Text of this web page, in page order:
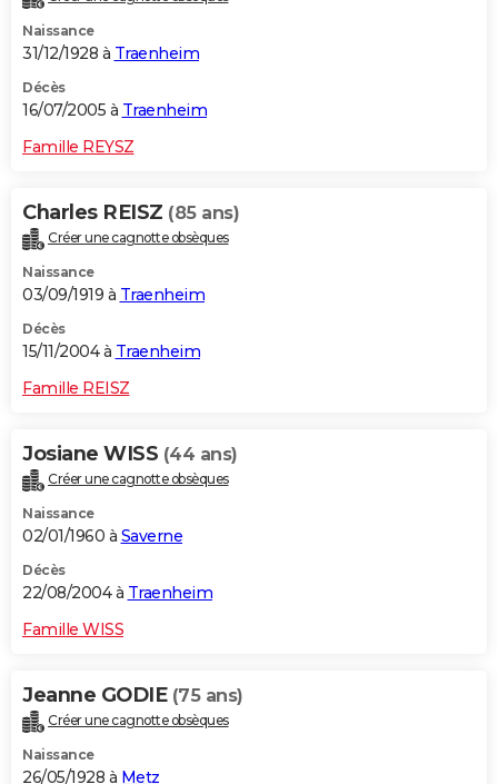
Naissance
31/12/1928 à Traenheim
Décès
16/07/2005 à Traenheim
Famille REYSZ
Charles REISZ (85 ans)
Créer une cagnotte obsèques
Naissance
03/09/1919 à Traenheim
Décès
15/11/2004 à Traenheim
Famille REISZ
Josiane WISS (44 ans)
Créer une cagnotte obsèques
Naissance
02/01/1960 à Saverne
Décès
22/08/2004 à Traenheim
Famille WISS
Jeanne GODIE (75 ans)
Créer une cagnotte obsèques
Naissance
26/05/1928 à Metz